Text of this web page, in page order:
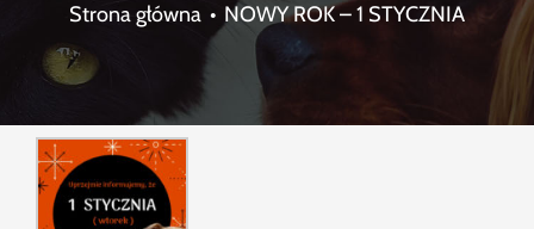
Wsparcie
Kontakt
Szukaj
Strona główna NOWY ROK – 1 STYCZNIA